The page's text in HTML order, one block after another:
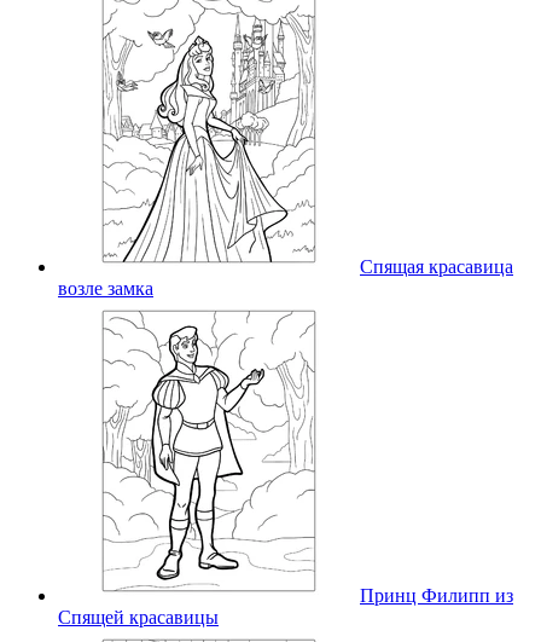
Спящая красавица
возле замка
Принц Филипп из
Спящей красавицы